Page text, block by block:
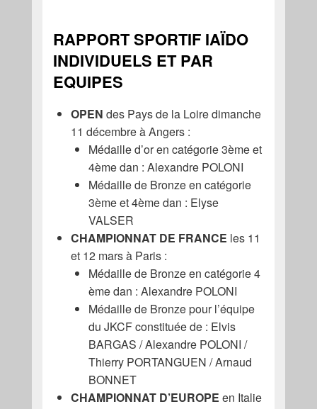
RAPPORT SPORTIF IAÏDO
INDIVIDUELS ET PAR
EQUIPES
OPEN des Pays de la Loire dimanche
11 décembre à Angers :
Médaille d’or en catégorie 3ème et
4ème dan : Alexandre POLONI
Médaille de Bronze en catégorie
3ème et 4ème dan : Elyse
VALSER
CHAMPIONNAT DE FRANCE les 11
et 12 mars à Paris :
Médaille de Bronze en catégorie 4
ème dan : Alexandre POLONI
Médaille de Bronze pour l’équipe
du JKCF constituée de : Elvis
BARGAS / Alexandre POLONI /
Thierry PORTANGUEN / Arnaud
BONNET
CHAMPIONNAT D’EUROPE en Italie